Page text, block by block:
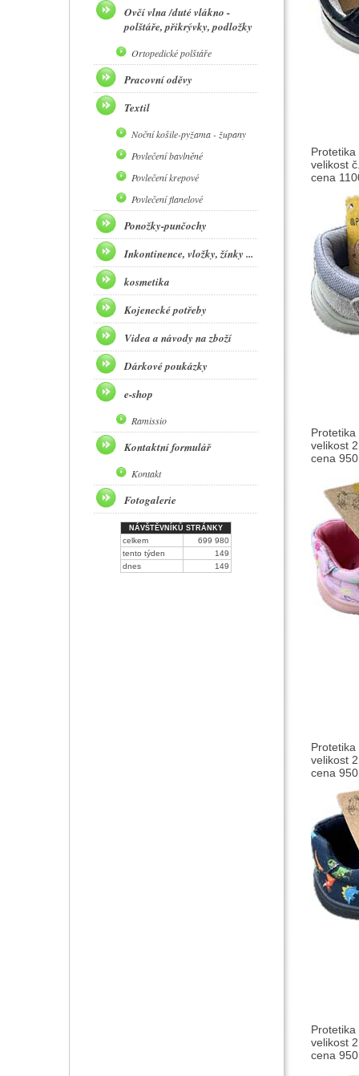
velikost
cena
velikost
cena
Protetika
velikost
cena
Protetika
velikost
cena
Ovčí vlna /duté vlákno -
polštáře, přikrývky, podložky
Ortopedické polštáře
Pracovní oděvy
Textil
Noční košile-pyžama - župany
Povlečení bavlněné
Povlečení krepové
Povlečení flanelové
Ponožky-punčochy
Inkontinence, vložky, žínky ...
kosmetika
Kojenecké potřeby
Videa a návody na zboží
Dárkové poukázky
e-shop
Ramissio
Kontaktní formulář
Kontakt
Fotogalerie
NÁVŠTĚVNÍKŮ STRÁNKY
celkem
699 980
tento týden
149
dnes
149